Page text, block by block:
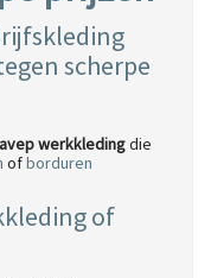
scherpe
werkkledingdie
ofborduren
of